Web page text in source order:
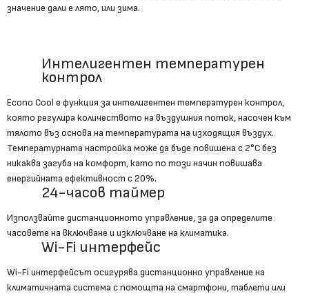
значение дали е лято, или зима.
Интелигентен температурен
контрол
Econo Cool е функция за интелигентен температурен контрол,
която регулира количеството на въздушния поток, насочен към
тялото въз основа на температурата на изходящия въздух.
Температурната настройка може да бъде повишена с 2°C без
никаква загуба на комфорт, като по този начин повишава
енергийната ефективност с 20%.
24-часов таймер
Използвайте дистанционното управление, за да определите
часовете на включване и изключване на климатика.
Wi-Fi интерфейс
Wi-Fi интерфейсът осигурява дистанционно управление на
климатичната система с помощта на смартфони, таблети или